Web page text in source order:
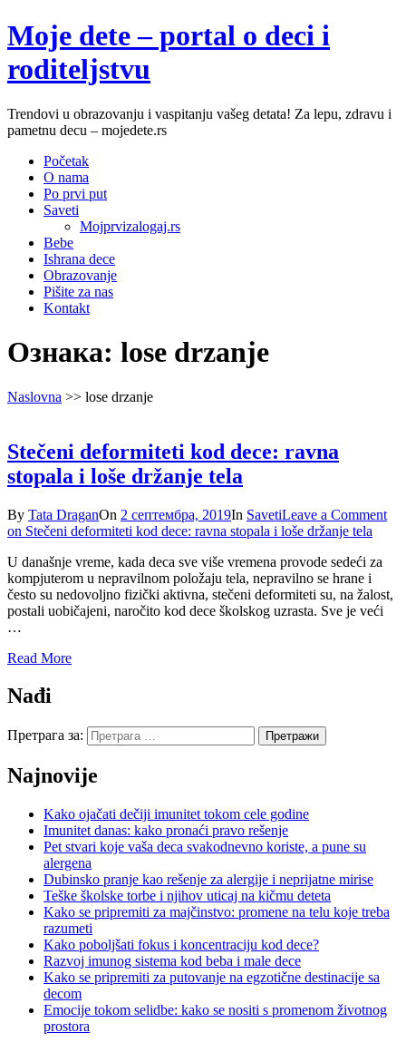
Moje dete – portal o deci i
roditeljstvu
Trendovi u obrazovanju i vaspitanju vašeg detata! Za lepu, zdravu i
pametnu decu – mojedete.rs
Početak
O nama
Po prvi put
Saveti
Mojprvizalogaj.rs
Bebe
Ishrana dece
Obrazovanje
Pišite za nas
Kontakt
Ознака: lose drzanje
Naslovna >> lose drzanje
Stečeni deformiteti kod dece: ravna
stopala i loše držanje tela
By Tata DraganOn 2 септембра, 2019In SavetiLeave a Comment
on Stečeni deformiteti kod dece: ravna stopala i loše držanje tela
U današnje vreme, kada deca sve više vremena provode sedeći za
kompjuterom u nepravilnom položaju tela, nepravilno se hrane i
često su nedovoljno fizički aktivna, stečeni deformiteti su, na žalost,
postali uobičajeni, naročito kod dece školskog uzrasta. Sve je veći
…
Read More
Nađi
Претрага за:
Najnovije
Kako ojačati dečiji imunitet tokom cele godine
Imunitet danas: kako pronaći pravo rešenje
Pet stvari koje vaša deca svakodnevno koriste, a pune su
alergena
Dubinsko pranje kao rešenje za alergije i neprijatne mirise
Teške školske torbe i njihov uticaj na kičmu deteta
Kako se pripremiti za majčinstvo: promene na telu koje treba
razumeti
Kako poboljšati fokus i koncentraciju kod dece?
Razvoj imunog sistema kod beba i male dece
Kako se pripremiti za putovanje na egzotične destinacije sa
decom
Emocije tokom selidbe: kako se nositi s promenom životnog
prostora